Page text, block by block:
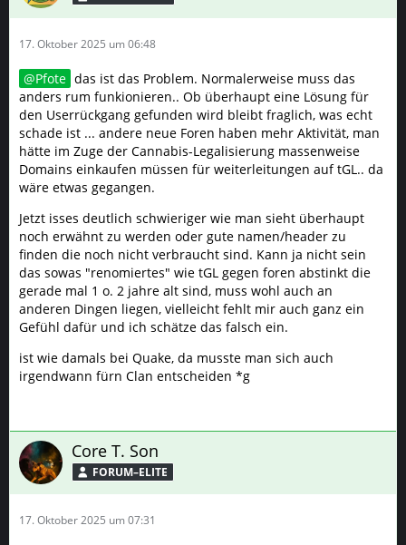
GLEICHEN VIDEOS!
si=JAv4aBw2QoOk7Kx-
…
17. Oktober 2025 um 06:48
Pfote das ist das Problem. Normalerweise muss das
anders rum funkionieren.. Ob überhaupt eine Lösung für
den Userrückgang gefunden wird bleibt fraglich, was echt
schade ist ... andere neue Foren haben mehr Aktivität, man
hätte im Zuge der Cannabis-Legalisierung massenweise
Domains einkaufen müssen für weiterleitungen auf tGL.. da
wäre etwas gegangen.
Jetzt isses deutlich schwieriger wie man sieht überhaupt
noch erwähnt zu werden oder gute namen/header zu
finden die noch nicht verbraucht sind. Kann ja nicht sein
das sowas "renomiertes" wie tGL gegen foren abstinkt die
gerade mal 1 o. 2 jahre alt sind, muss wohl auch an
anderen Dingen liegen, vielleicht fehlt mir auch ganz ein
Gefühl dafür und ich schätze das falsch ein.
ist wie damals bei Quake, da musste man sich auch
irgendwann fürn Clan entscheiden *g
Core T. Son
FORUM–ELITE
17. Oktober 2025 um 07:31